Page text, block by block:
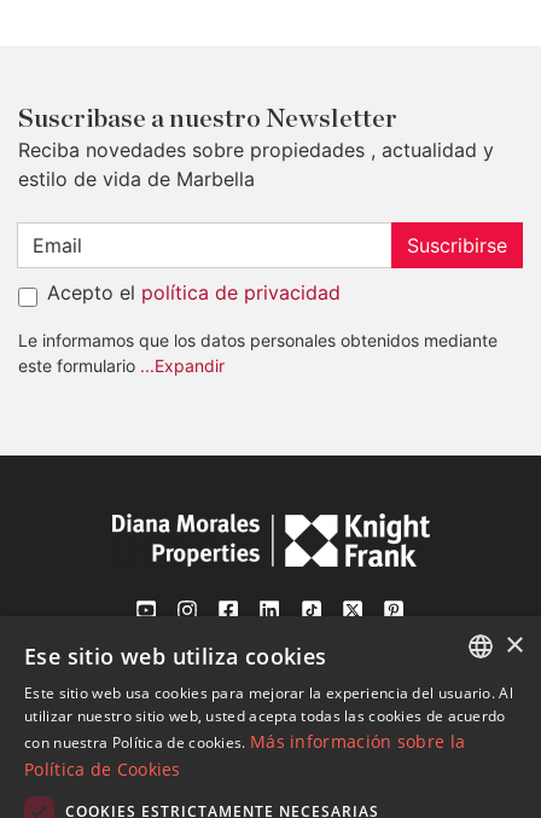
Suscribase a nuestro Newsletter
Reciba novedades sobre propiedades , actualidad y
estilo de vida de Marbella
Suscribirse
Acepto el política de privacidad
Le informamos que los datos personales obtenidos mediante
este formulario ...Expandir
Av. Canovas del Castillo 4
1st Floor, Office 3
29601 Marbella
Ver en mapa
ENGLISH
SPANISH
×
Ese sitio web utiliza cookies
Este sitio web usa cookies para mejorar la experiencia del usuario. Al
utilizar nuestro sitio web, usted acepta todas las cookies de acuerdo
con nuestra Política de cookies. Más información sobre la
Política de Cookies
COOKIES ESTRICTAMENTE NECESARIAS